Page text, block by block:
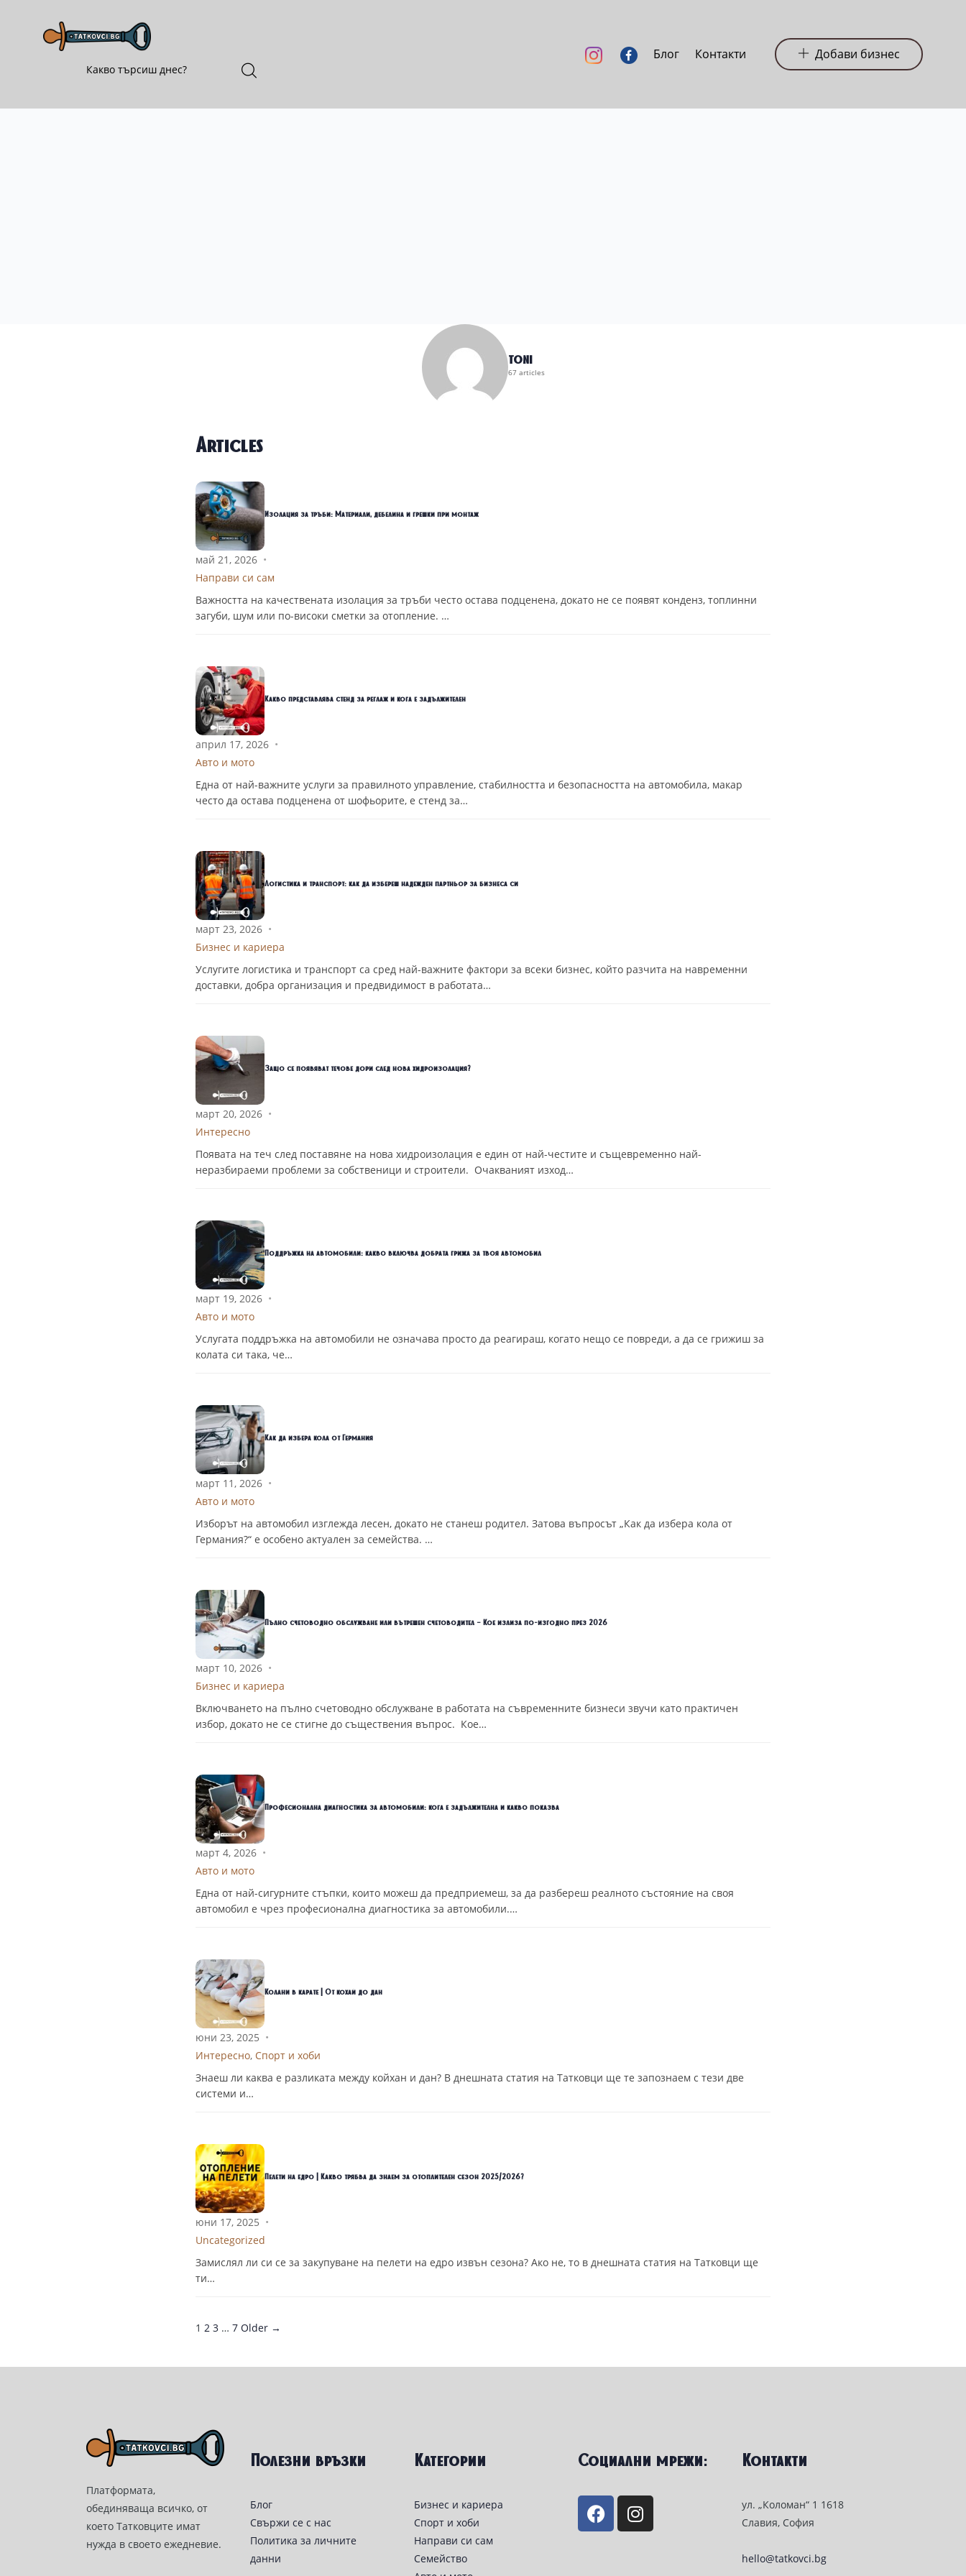
Блог Контакти Добави бизнес
toni
67 articles
Articles
Изолация за тръби: Материали, дебелина и грешки при монтаж
май 21, 2026 •
Направи си сам
Важността на качествената изолация за тръби често остава подценена, докато не се появят конденз, топлинни
загуби, шум или по-високи сметки за отопление. …
Какво представлява стенд за реглаж и кога е задължителен
април 17, 2026 •
Авто и мото
Една от най-важните услуги за правилното управление, стабилността и безопасността на автомобила, макар
често да остава подценена от шофьорите, е стенд за…
Логистика и транспорт: как да избереш надежден партньор за бизнеса си
март 23, 2026 •
Бизнес и кариера
Услугите логистика и транспорт са сред най-важните фактори за всеки бизнес, който разчита на навременни
доставки, добра организация и предвидимост в работата…
Защо се появяват течове дори след нова хидроизолация?
март 20, 2026 •
Интересно
Появата на теч след поставяне на нова хидроизолация е един от най-честите и същевременно най-
неразбираеми проблеми за собственици и строители. Очакваният изход…
Поддръжка на автомобили: какво включва добрата грижа за твоя автомобил
март 19, 2026 •
Авто и мото
Услугата поддръжка на автомобили не означава просто да реагираш, когато нещо се повреди, а да се грижиш за
колата си така, че…
Как да избера кола от Германия
март 11, 2026 •
Авто и мото
Изборът на автомобил изглежда лесен, докато не станеш родител. Затова въпросът „Как да избера кола от
Германия?“ е особено актуален за семейства. …
Пълно счетоводно обслужване или вътрешен счетоводител – Кое излиза по-изгодно през 2026
март 10, 2026 •
Бизнес и кариера
Включването на пълно счетоводно обслужване в работата на съвременните бизнеси звучи като практичен
избор, докато не се стигне до съществения въпрос. Кое…
Професионална диагностика за автомобили: кога е задължителна и какво показва
март 4, 2026 •
Авто и мото
Една от най-сигурните стъпки, които можеш да предприемеш, за да разбереш реалното състояние на своя
автомобил е чрез професионална диагностика за автомобили.…
Колани в карате | От кохай до дан
юни 23, 2025 •
Интересно, Спорт и хоби
Знаеш ли каква е разликата между койхан и дан? В днешната статия на Татковци ще те запознаем с тези две
системи и…
Пелети на едро | Какво трябва да знаем за отоплителен сезон 2025/2026?
юни 17, 2025 •
Uncategorized
Замислял ли си се за закупуване на пелети на едро извън сезона? Ако не, то в днешната статия на Татковци ще
ти…
1 2 3 … 7 Older →
Платформата,
обединяваща всичко, от
което Татковците имат
нужда в своето ежедневие.
Полезни връзки
Блог
Свържи се с нас
Политика за личните
данни
Категории
Бизнес и кариера
Спорт и хоби
Направи си сам
Семейство
Социални мрежи: Контакти
ул. „Коломан“ 1 1618
Славия, София
hello@tatkovci.bg